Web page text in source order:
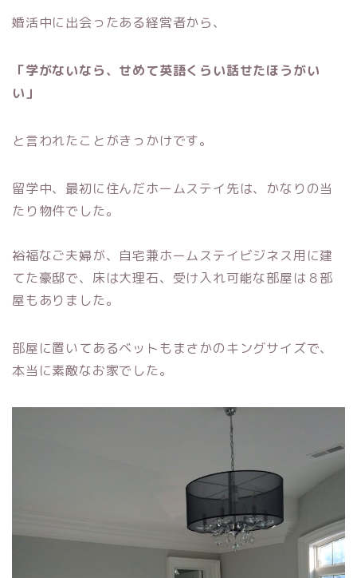
婚活中に出会ったある経営者から、
「学がないなら、せめて英語くらい話せたほうがい
い」
と言われたことがきっかけです。
留学中、最初に住んだホームステイ先は、かなりの当
たり物件でした。
裕福なご夫婦が、自宅兼ホームステイビジネス用に建
てた豪邸で、床は大理石、受け入れ可能な部屋は８部
屋もありました。
部屋に置いてあるベットもまさかのキングサイズで、
本当に素敵なお家でした。